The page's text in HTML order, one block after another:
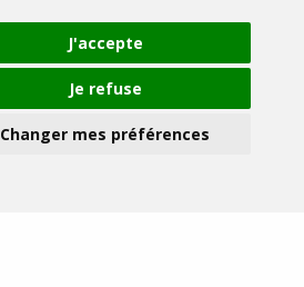
J'accepte
Je refuse
Changer mes préférences